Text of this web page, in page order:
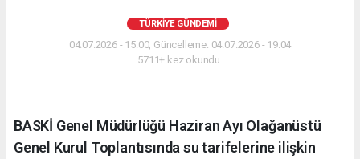
TÜRKİYE GÜNDEMİ
04.07.2026 - 15:00, Güncelleme: 04.07.2026 - 19:04
5711+ kez okundu.
BASKİ Genel Müdürlüğü Haziran Ayı Olağanüstü
Genel Kurul Toplantısında su tarifelerine ilişkin